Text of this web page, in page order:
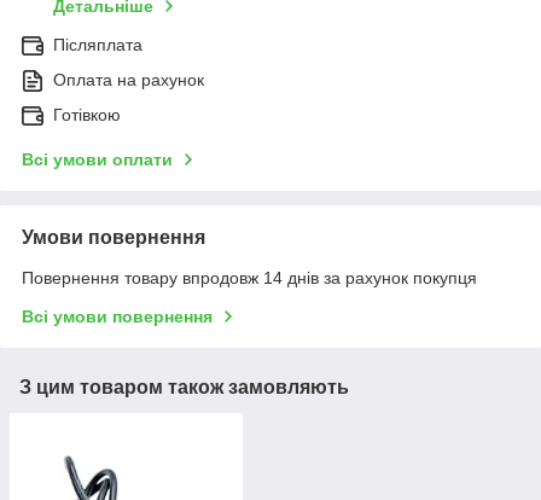
Детальніше
Післяплата
Оплата на рахунок
Готівкою
Всі умови оплати
Умови повернення
Повернення товару впродовж 14 днів за рахунок покупця
Всі умови повернення
З цим товаром також замовляють